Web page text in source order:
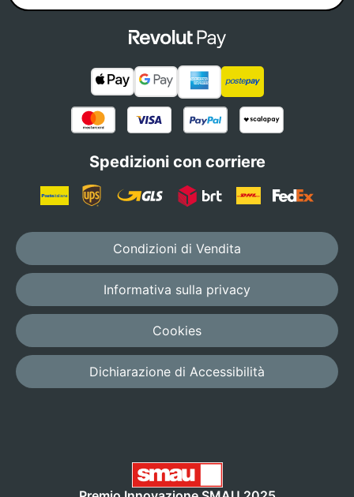
Spedizioni con corriere
Condizioni di Vendita
Informativa sulla privacy
Cookies
Dichiarazione di Accessibilità